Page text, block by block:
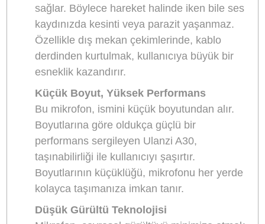
üretmenin en önemli faktörlerinden biridir.
Özellikle mobil çekimler ve vloglar için uygun bir
mikrofon seçmek, sesin net ve anlaşılır
sağlamak açısından kritik önem taşır.Ulanzi
taşınabilirlik, yüksek ses kalitesi ve kullanım
kolaylığı arayan içerik üreticileri için mükemmel
çözümdür. Bu küçük ama güçlü kablosuz
mikrofon, profesyonel ses kaydı deneyimi
Ulanzi A30 Wireless Lavalier
Microphone: Genel Bakış
Ulanzi A30, şık ve kompakt tasarımı ile dikkat